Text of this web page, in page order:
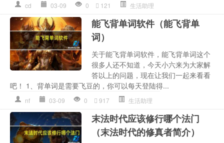
cd 03-09 0 121 生活助理
能飞背单词软件（能飞背单
词）
关于能飞背单词软件，能飞背单词这个
很多人还不知道，今天小六来为大家解
答以上的问题，现在让我们一起来看看
吧！ 1、背单词是需要飞豆的，你可以每天登陆得...
nf 03-09 0 917 生活助理
末法时代应该修行哪个法门
（末法时代的修真者简介）